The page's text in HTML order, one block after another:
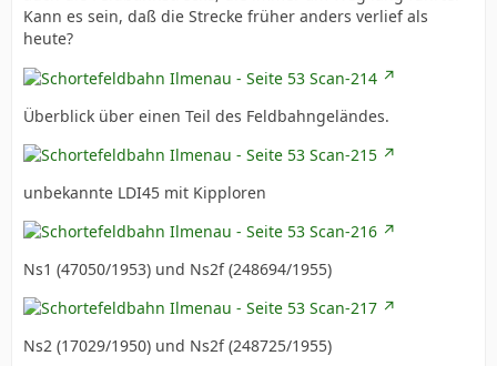
Kann es sein, daß die Strecke früher anders verlief als
heute?
Überblick über einen Teil des Feldbahngeländes.
unbekannte LDI45 mit Kipploren
Ns1 (47050/1953) und Ns2f (248694/1955)
Ns2 (17029/1950) und Ns2f (248725/1955)